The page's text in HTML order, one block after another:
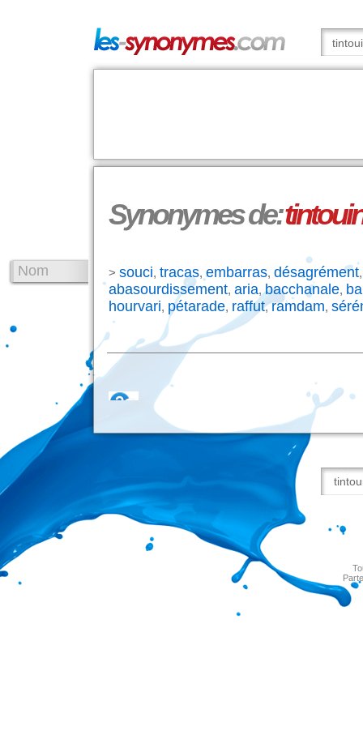
Synonymes de:
Nom > souci, tracas, embarras, désagrément
abasourdissement, aria,bacchanale,
hourvari, pétarade, raffut,ramdam,